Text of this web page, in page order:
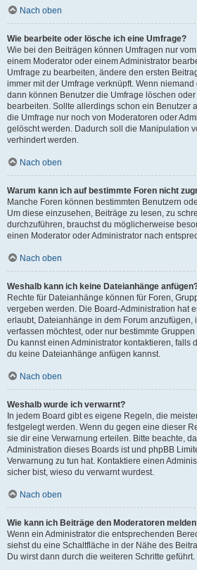
Nach oben
Wie bearbeite oder lösche ich eine Umfrage?
Wie bei den Beiträgen können Umfragen nur
einem Moderator oder einem Administrator
Umfrage zu bearbeiten, ändere den ersten
immer mit der Umfrage verknüpft. Wenn
dann können Benutzer die Umfrage löschen
bearbeiten. Sollte allerdings schon ein Benutzer
die Umfrage nur noch von Moderatoren oder
gelöscht werden. Dadurch soll die Manipulation
verhindert werden.
Nach oben
Warum kann ich auf bestimmte Foren nicht
Manche Foren können bestimmten Benutzern
Um diese einzusehen, Beiträge zu lesen, zu
durchzuführen, brauchst du möglicherweise
einen Moderator oder Administrator nach
Nach oben
Weshalb kann ich keine Dateianhänge
Rechte für Dateianhänge können für Foren,
vergeben werden. Die Board-Administration hat
erlaubt, Dateianhänge in dem Forum anzufügen,
verfassen möchtest, oder nur bestimmte
Du kannst einen Administrator kontaktieren, falls
du keine Dateianhänge anfügen kannst.
Nach oben
Weshalb wurde ich verwarnt?
In jedem Board gibt es eigene Regeln, die
festgelegt werden. Wenn du gegen eine dieser
sie dir eine Verwarnung erteilen. Bitte beachte,
Administration dieses Boards ist und phpBB
Verwarnung zu tun hat. Kontaktiere einen
sicher bist, wieso du verwarnt wurdest.
Nach oben
Wie kann ich Beiträge den Moderatoren
Wenn ein Administrator die entsprechenden
siehst du eine Schaltfläche in der Nähe des
Du wirst dann durch die weiteren Schritte geführt.